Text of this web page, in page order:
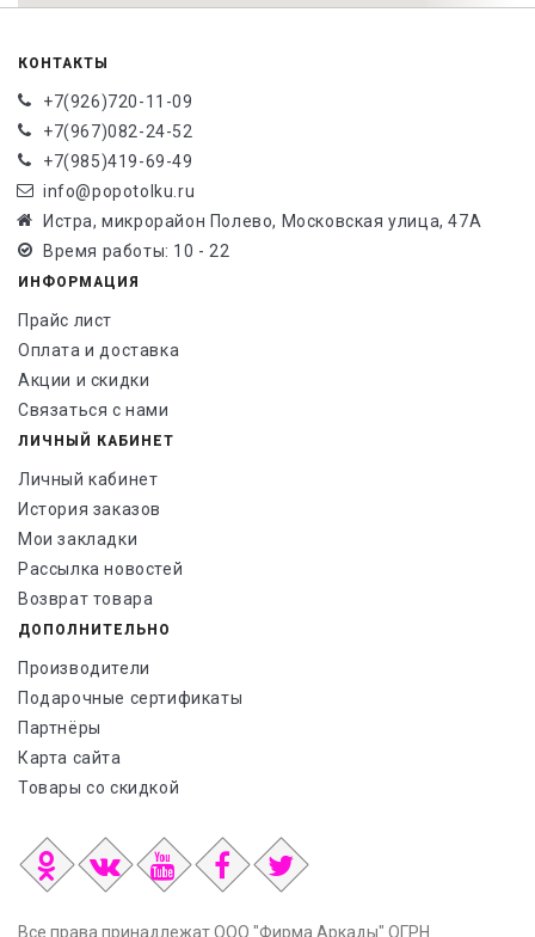
КОНТАКТЫ
+7(926)720-11-09
+7(967)082-24-52
+7(985)419-69-49
info@popotolku.ru
Истра, микрорайон Полево, Московская улица, 47А
Время работы: 10 - 22
ИНФОРМАЦИЯ
Прайс лист
Оплата и доставка
Акции и скидки
Связаться с нами
ЛИЧНЫЙ КАБИНЕТ
Личный кабинет
История заказов
Мои закладки
Рассылка новостей
Возврат товара
ДОПОЛНИТЕЛЬНО
Производители
Подарочные сертификаты
Партнёры
Карта сайта
Товары со скидкой
Все права принадлежат ООО "Фирма Аркады" ОГРН